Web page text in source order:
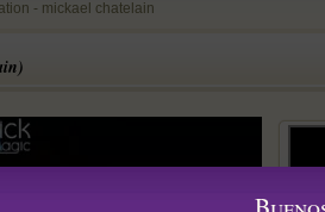
- mickael chatelain